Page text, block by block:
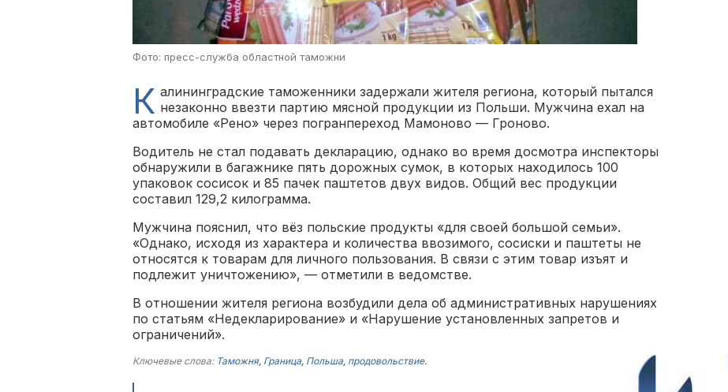
Фото: пресс-служба областной таможни
К алининградские таможенники задержали жителя региона, который пытался
незаконно ввезти партию мясной продукции из Польши. Мужчина ехал на
автомобиле «Рено» через погранпереход Мамоново — Гроново.
Водитель не стал подавать декларацию, однако во время досмотра инспекторы
обнаружили в багажнике пять дорожных сумок, в которых находилось 100
упаковок сосисок и 85 пачек паштетов двух видов. Общий вес продукции
составил 129,2 килограмма.
Мужчина пояснил, что вёз польские продукты «для своей большой семьи».
«Однако, исходя из характера и количества ввозимого, сосиски и паштеты не
относятся к товарам для личного пользования. В связи с этим товар изъят и
подлежит уничтожению», — отметили в ведомстве.
В отношении жителя региона возбудили дела об административных нарушениях
по статьям «Недекларирование» и «Нарушение установленных запретов и
ограничений».
Ключевые слова: Таможня, Граница, Польша, продовольствие.